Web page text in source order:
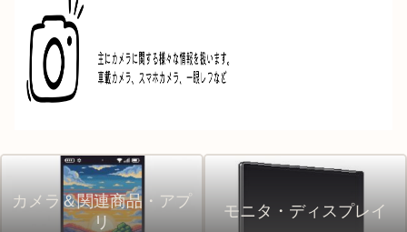
カメラ＆関連商品・アプ
リ
モニタ・ディスプレイ